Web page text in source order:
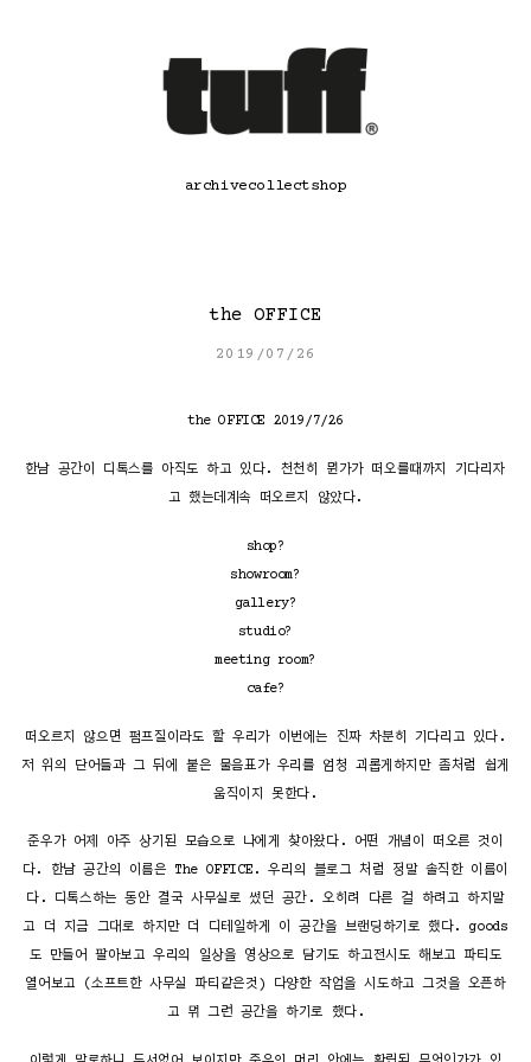
archivecollectshop
the OFFICE
2019/07/26
the OFFICE 2019/7/26
한남 공간이 디톡스를 아직도 하고 있다. 천천히 뭔가가 떠오를때까지 기다리자
고 했는데계속 떠오르지 않았다.
shop?
showroom?
gallery?
studio?
meeting room?
cafe?
떠오르지 않으면 펌프질이라도 할 우리가 이번에는 진짜 차분히 기다리고 있다.
저 위의 단어들과 그 뒤에 붙은 물음표가 우리를 엄청 괴롭게하지만 좀처럼 쉽게
움직이지 못한다.
준우가 어제 아주 상기된 모습으로 나에게 찾아왔다. 어떤 개념이 떠오른 것이
다. 한남 공간의 이름은 The OFFICE. 우리의 블로그 처럼 정말 솔직한 이름이
다. 디톡스하는 동안 결국 사무실로 썼던 공간. 오히려 다른 걸 하려고 하지말
고 더 지금 그대로 하지만 더 디테일하게 이 공간을 브랜딩하기로 했다. goods
도 만들어 팔아보고 우리의 일상을 영상으로 담기도 하고전시도 해보고 파티도
열어보고 (소프트한 사무실 파티같은것) 다양한 작업을 시도하고 그것을 오픈하
고 뭐 그런 공간을 하기로 했다.